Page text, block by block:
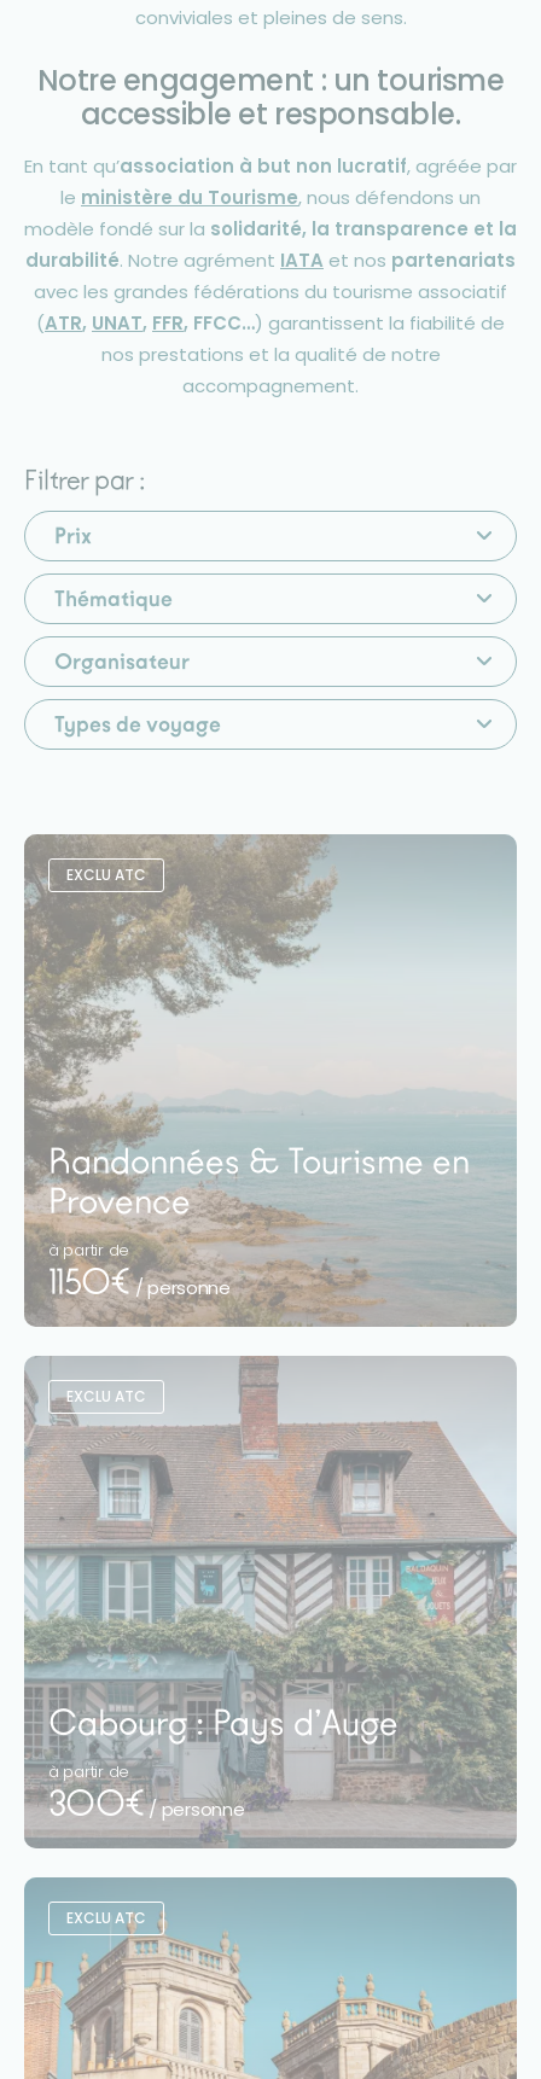
conviviales et pleines de sens.
Notre engagement : un tourisme
accessible et responsable.
En tant qu’association à but non lucratif, agréée par
le ministère du Tourisme, nous défendons un
modèle fondé sur la solidarité, la transparence et la
durabilité. Notre agrément IATA et nos partenariats
avec les grandes fédérations du tourisme associatif
(ATR, UNAT, FFR, FFCC…) garantissent la fiabilité de
nos prestations et la qualité de notre
accompagnement.
Filtrer par :
Prix
Thématique
Organisateur
Types de voyage
EXCLU ATC
Randonnées & Tourisme en
Provence
à partir de
1150€/ personne
EXCLU ATC
Cabourg : Pays d’Auge
à partir de
300€/ personne
EXCLU ATC